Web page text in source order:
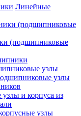
Линейные
(подшипниковые
узлы
узлы
и корпуса из
узлы